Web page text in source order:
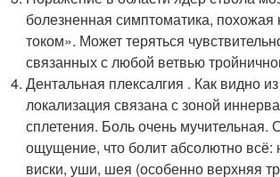
болезненная симптоматика, похожая
током». Может теряться
связанных с любой ветвью
Дентальная плексалгия . Как видно
локализация связана с зоной
сплетения. Боль очень мучительная.
ощущение, что болит абсолютно всё:
виски, уши, шея (особенно верхняя